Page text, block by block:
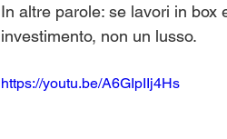
In altre parole: se lavori in box
investimento, non un lusso.
https://youtu.be/A6GIpIIj4Hs